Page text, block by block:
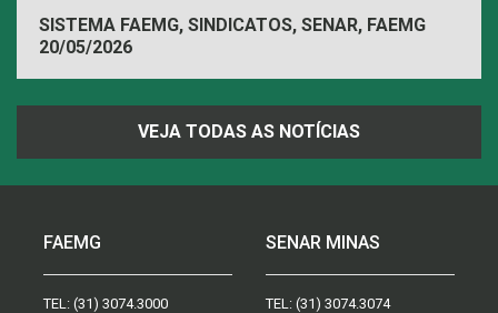
SISTEMA FAEMG, SINDICATOS, SENAR, FAEMG
20/05/2026
VEJA TODAS AS NOTÍCIAS
FAEMG
TEL: (31) 3074.3000
SENAR MINAS
TEL: (31) 3074.3074